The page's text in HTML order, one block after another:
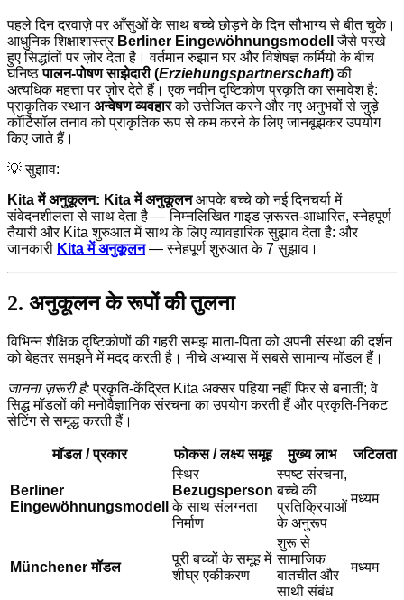
पहले दिन दरवाज़े पर आँसुओं के साथ बच्चे छोड़ने के दिन सौभाग्य से बीत चुके।
आधुनिक शिक्षाशास्त्र Berliner Eingewöhnungsmodell
जैसे परखे
हुए सिद्धांतों पर ज़ोर देता है। वर्तमान रुझान घर और विशेषज्ञ कर्मियों के बीच
घनिष्ठपालन-पोषण साझेदारी (Erziehungspartnerschaft)की
अत्यधिक महत्ता पर ज़ोर देते हैं। एक नवीन दृष्टिकोण प्रकृति का समावेश है:
प्राकृतिक स्थानअन्वेषण व्यवहारको उत्तेजित करने और नए अनुभवों से जुड़े
कॉर्टिसॉल तनाव को प्राकृतिक रूप से कम करने के लिए जानबूझकर उपयोग
किए जाते हैं।
💡 सुझाव:
Kita में अनुकूलन: Kita में अनुकूलनआपके बच्चे को नई दिनचर्या में
संवेदनशीलता से साथ देता है — निम्नलिखित गाइड ज़रूरत-आधारित, स्नेहपूर्ण
तैयारी और Kita शुरुआत में साथ के लिए व्यावहारिक सुझाव देता है: और
जानकारी Kita में अनुकूलन— स्नेहपूर्ण शुरुआत के 7 सुझाव।
2. अनुकूलन के रूपों की तुलना
विभिन्न शैक्षिक दृष्टिकोणों की गहरी समझ माता-पिता को अपनी संस्था की दर्शन
को बेहतर समझने में मदद करती है। नीचे अभ्यास में सबसे सामान्य मॉडल हैं।
जानना ज़रूरी है:प्रकृति-केंद्रित Kita अक्सर पहिया नहीं फिर से बनातीं; वे
सिद्ध मॉडलों की मनोवैज्ञानिक संरचना का उपयोग करती हैं और प्रकृति-निकट
सेटिंग से समृद्ध करती हैं।
मॉडल / प्रकार फोकस / लक्ष्य समूह मुख्य लाभ जटिलता
Berliner
Eingewöhnungsmodell
स्थिर
Bezugsperson
के साथ संलग्नता
निर्माण
स्पष्ट संरचना,
बच्चे की
प्रतिक्रियाओं
के अनुरूप
मध्यम
Münchener मॉडल
पूरी बच्चों के समूह में
शीघ्र एकीकरण
शुरू से
सामाजिक
बातचीत और
साथी संबंध
मध्यम